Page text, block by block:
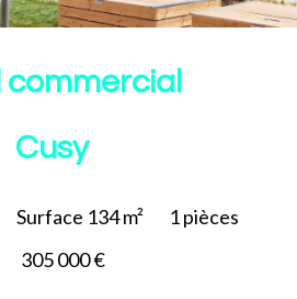
commercial
Cusy
Surface 134 m² 1pièces
305 000 €